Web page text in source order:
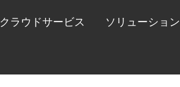
クラウドサービス ソリューション
ニュースセンター